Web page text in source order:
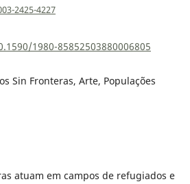
2425-4227
1980-85852503880006805
Sin Fronteras, Arte, Populações
atuam em campos de refugiados e